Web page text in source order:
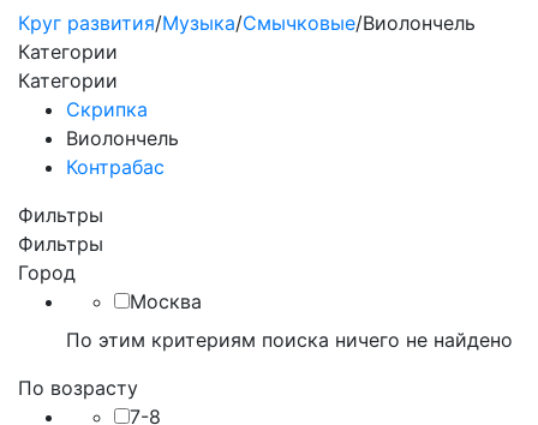
Круг развития/Музыка/Смычковые/Виолончель
Категории
Категории
Скрипка
Виолончель
Контрабас
Фильтры
Фильтры
Город
Москва
По этим критериям поиска ничего не найдено
По возрасту
7-8